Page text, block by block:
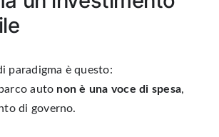
paradigma è questo:
auto non è una voce di spesa,
di governo.